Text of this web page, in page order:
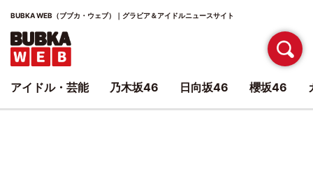
BUBKA WEB（ブブカ・ウェブ）｜グラビア＆アイドルニュースサイト
アイドル・芸能 乃木坂46 日向坂46 櫻坂46